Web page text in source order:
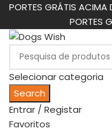
PORTES GRÁTIS
PORTES
Selecionar categoria
Search
Entrar / Registar
Favoritos